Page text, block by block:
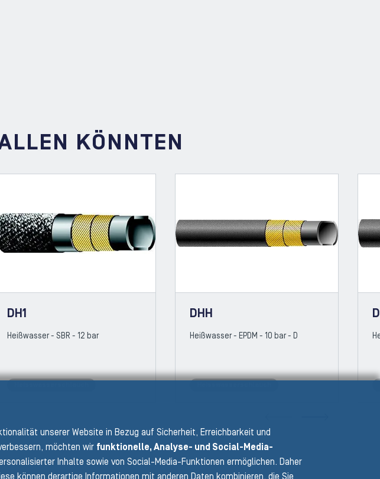
KÖNNTEN
DH1
Heißwasser - SBR - 12 bar
DHH
Heißwasser - EPDM - 10 bar - D
unserer Website in Bezug auf Sicherheit, Erreichbarkeit und
möchten wir funktionelle, Analyse- und Social-Media-
Inhalte sowie von Social-Media-Funktionen ermöglichen. Daher
können derartige Informationen mit anderen Daten kombinieren, die Sie